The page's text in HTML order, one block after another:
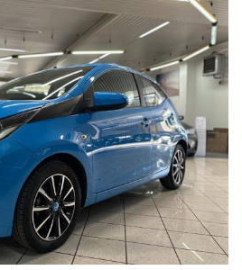
in tinta carrozzeria
elettricamente
ContiEcoContact 5 165/60